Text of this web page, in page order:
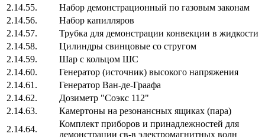
2.14.55.
Набор демонстрационный по газовым законам
2.14.56.
Набор капилляров
2.14.57.
Трубка для демонстрации конвекции в жидкости
2.14.58.
Цилиндры свинцовые со стругом
2.14.59.
Шар с кольцом ШС
2.14.60.
Генератор (источник) высокого напряжения
2.14.61.
Генератор Ван-де-Граафа
2.14.62.
Дозиметр "Соэкс 112"
2.14.63.
Камертоны на резонансных ящиках (пара)
2.14.64.
Комплект приборов и принадлежностей для
демонстрации св-в электромагнитных волн